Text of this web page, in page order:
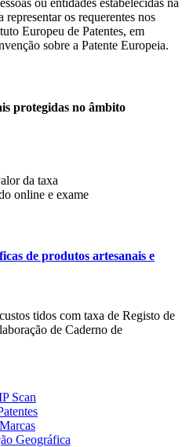
ou entidades estabelecidas na
os requerentes nos
Europeu de Patentes, em
sobre a Patente Europeia.
protegidas no âmbito
da taxa
online e exame
de produtos artesanais e
tidos com taxa de Registo de
de Caderno de
Scan
Marcas
Geográfica